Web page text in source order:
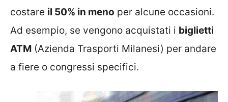
costare il 50% in meno per alcune occasioni.
Ad esempio, se vengono acquistati i biglietti
ATM (Azienda Trasporti Milanesi) per andare
a fiere o congressi specifici.